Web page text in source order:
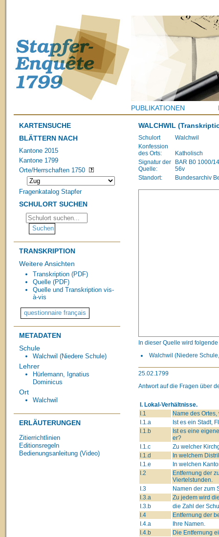
PUBLIKATIONEN
KARTENSUCHE
BLÄTTERN NACH
Kantone 2015
Kantone 1799
Orte/Herrschaften 1750
Fragenkatalog Stapfer
SCHULORT SUCHEN
TRANSKRIPTION
Weitere Ansichten
Transkription (PDF)
Quelle (PDF)
Quelle und Transkription vis-
à-vis
METADATEN
Schule
Walchwil (Niedere Schule)
Lehrer
Hürlemann, Ignatius
Dominicus
Ort
Walchwil
ERLÄUTERUNGEN
Zitierrichtlinien
Editionsregeln
Bedienungsanleitung (Video)
WALCHWIL
Schulort
Walchwil
Konfession
des Orts:
Katholisch
Signatur der
Quelle:
BAR B0 1000/
56v
Standort:
Bundesarchiv
In dieser Quelle wird
Walchwil (Niedere
25.02.1799
Antwort auf die Fragen über
I. Lokal-Verhältnisse.
I.1
Name des
I.1.a
Ist es ein Stadt,
I.1.b
Ist es eine
er?
I.1.c
Zu welcher
I.1.d
In welchem
I.1.e
In welchen
I.2
Entfernung der
Viertelstunden.
I.3
Namen der zum
I.3.a
Zu jedem wird
I.3.b
die Zahl der
I.4
Entfernung der
I.4.a
Ihre Namen.
I.4.b
Die Entfernung